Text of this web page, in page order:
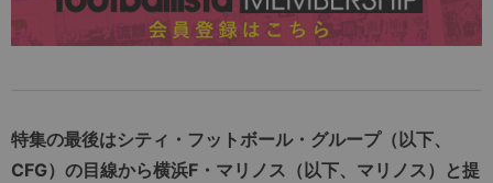
特集の最後はシティ・フットボール・グループ（以下、
CFG）の目線から横浜F・マリノス（以下、マリノス）と提